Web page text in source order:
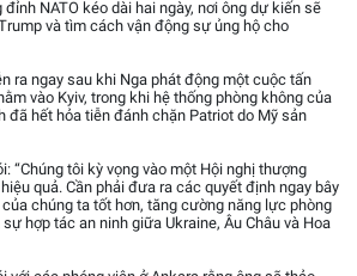
NATO kéo dài hai ngày, nơi ông dự kiến sẽ
và tìm cách vận động sự ủng hộ cho
ra ngay sau khi Nga phát động một cuộc tấn
vào Kyiv, trong khi hệ thống phòng không của
đã hết hỏa tiễn đánh chặn Patriot do Mỹ sản
“Chúng tôi kỳ vọng vào một Hội nghị thượng
quả. Cần phải đưa ra các quyết định ngay bây
chúng ta tốt hơn, tăng cường năng lực phòng
hợp tác an ninh giữa Ukraine, Âu Châu và Hoa